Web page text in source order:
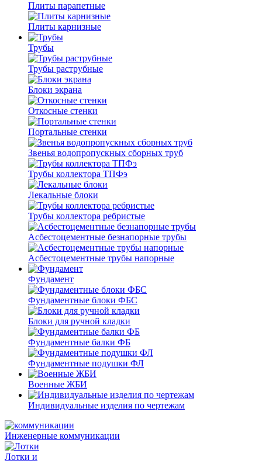
Плиты парапетные
Плиты карнизные
Трубы
Трубы раструбные
Блоки экрана
Откосные стенки
Портальные стенки
Звенья водопропускных сборных труб
Трубы коллектора ТПФэ
Лекальные блоки
Трубы коллектора ребристые
Асбестоцементные безнапорные трубы
Асбестоцементные трубы напорные
Фундамент
Фундаментные блоки ФБС
Блоки для ручной кладки
Фундаментные балки ФБ
Фундаментные подушки ФЛ
Военные ЖБИ
Индивидуальные изделия по чертежам
Инженерные коммуникации
Лотки и